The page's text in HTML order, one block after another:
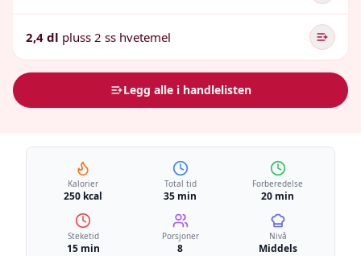
2,4 dl pluss 2 ss hvetemel
Legg alle i handlelisten
Kalorier
250 kcal
Total tid
35 min
Forberedelse
20 min
Steketid
15 min
Porsjoner
8
Nivå
Middels